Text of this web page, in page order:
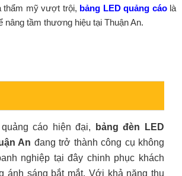
thẩm mỹ vượt trội, bảng LED quảng cáolà
nâng tầm thương hiệu tại Thuận An.
cáo hiện đại,
bảng đèn LED
An đang trở thành công cụ không
nghiệp tại đây chinh phục khách
ánh sáng bắt mắt. Với khả năng thu